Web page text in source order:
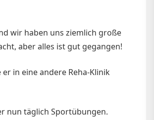
wir haben uns ziemlich große
aber alles ist gut gegangen!
in eine andere Reha-Klinik
nun täglich Sportübungen.